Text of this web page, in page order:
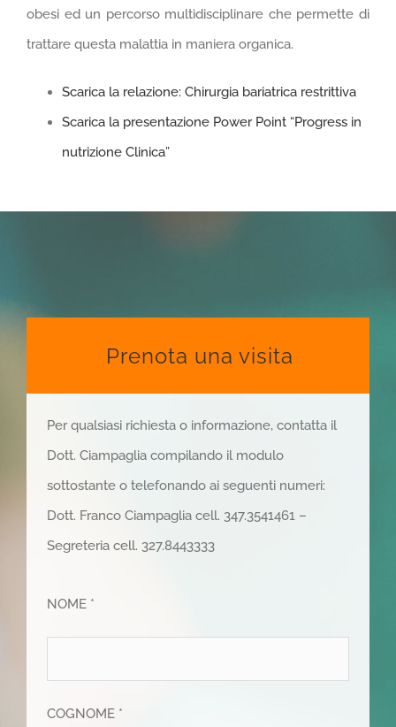
obesi ed un percorso multidisciplinare che permette di
trattare questa malattia in maniera organica.
Scarica la relazione: Chirurgia bariatrica restrittiva
Scarica la presentazione Power Point “Progress in
nutrizione Clinica”
Prenota una visita
Per qualsiasi richiesta o informazione, contatta il
Dott. Ciampaglia compilando il modulo
sottostante o telefonando ai seguenti numeri:
Dott. Franco Ciampaglia cell. 347.3541461 –
Segreteria cell. 327.8443333
NOME *
COGNOME *